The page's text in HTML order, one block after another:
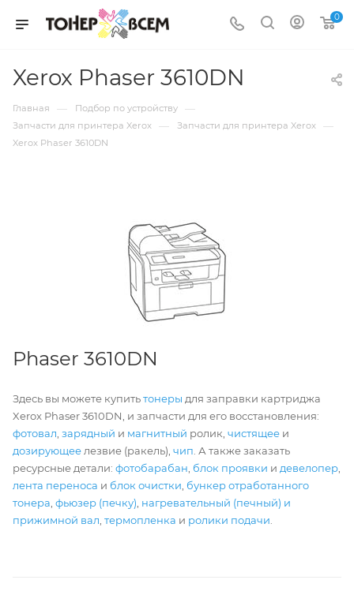
0
Xerox Phaser 3610DN
Главная — Подбор по устройству —
Запчасти для принтера Xerox — Запчасти для принтера Xerox —
Xerox Phaser 3610DN
Phaser 3610DN
Здесь вы можете купитьтонеры для заправки картриджа
Xerox Phaser 3610DN, и запчасти для его восстановления:
фотовал зарядный и магнитный ролик, чистящее и
дозирующее лезвие (ракель), чип . А также заказать
ресурсные детали: фотобарабан блок проявки и девелопер
лента переноса и блок очистки бункер отработанного
тонера фьюзер (печку) нагревательный (печный) и
прижимной вал термопленка и ролики подачи